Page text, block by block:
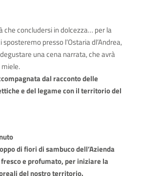
che concludersi in dolcezza… per la
presso l’Ostaria dl’Andrea,
una cena narrata, che avrà
dal racconto delle
e del legame con il territorio del
di fiori di sambuco dell’Azienda
e profumato, per iniziare la
del nostro territorio.